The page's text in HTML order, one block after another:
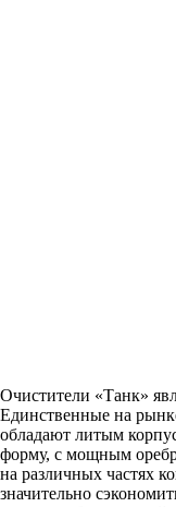
Очистители «Танк»
Единственные на
обладают литым
форму, с мощным
на различных частях
значительно